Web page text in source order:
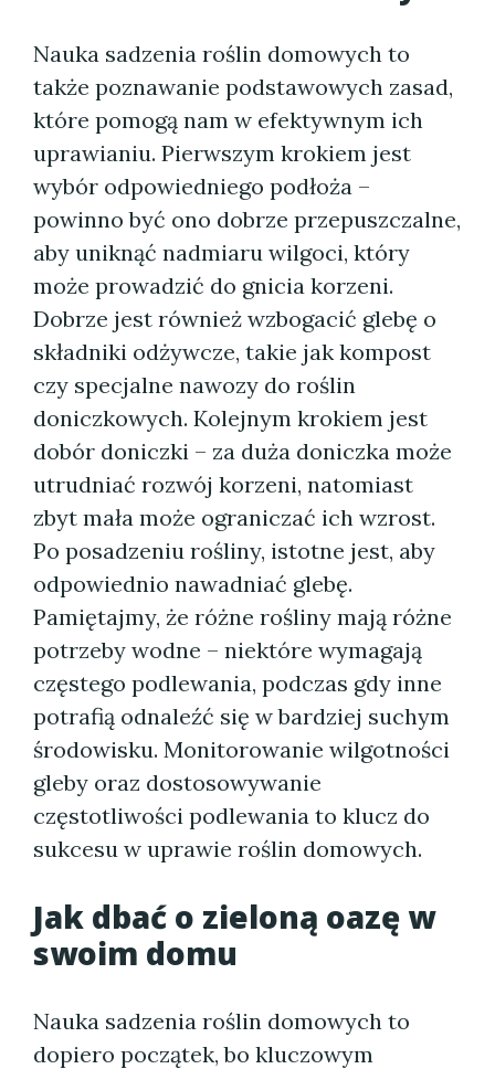
Nauka sadzenia roślin domowych to
także poznawanie podstawowych zasad,
które pomogą nam w efektywnym ich
uprawianiu. Pierwszym krokiem jest
wybór odpowiedniego podłoża –
powinno być ono dobrze przepuszczalne,
aby uniknąć nadmiaru wilgoci, który
może prowadzić do gnicia korzeni.
Dobrze jest również wzbogacić glebę o
składniki odżywcze, takie jak kompost
czy specjalne nawozy do roślin
doniczkowych. Kolejnym krokiem jest
dobór doniczki – za duża doniczka może
utrudniać rozwój korzeni, natomiast
zbyt mała może ograniczać ich wzrost.
Po posadzeniu rośliny, istotne jest, aby
odpowiednio nawadniać glebę.
Pamiętajmy, że różne rośliny mają różne
potrzeby wodne – niektóre wymagają
częstego podlewania, podczas gdy inne
potrafią odnaleźć się w bardziej suchym
środowisku. Monitorowanie wilgotności
gleby oraz dostosowywanie
częstotliwości podlewania to klucz do
sukcesu w uprawie roślin domowych.
Jak dbać o zieloną oazę w
swoim domu
Nauka sadzenia roślin domowych to
dopiero początek, bo kluczowym